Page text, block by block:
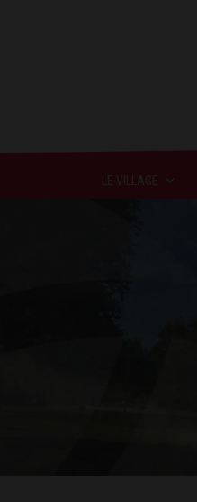
LE VILLAGE